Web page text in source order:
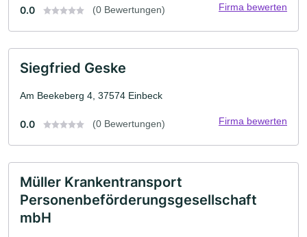
0.0 (0 Bewertungen) Firma bewerten
Siegfried Geske
Am Beekeberg 4, 37574 Einbeck
0.0 (0 Bewertungen) Firma bewerten
Müller Krankentransport
Personenbeförderungsgesellschaft
mbH